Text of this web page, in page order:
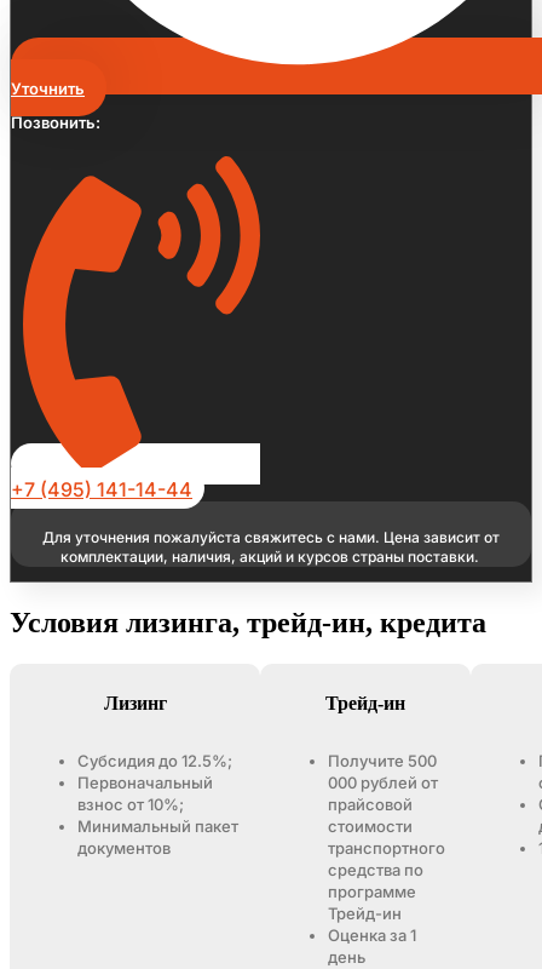
Уточнить
Позвонить:
+7 (495) 141-14-44
Для уточнения пожалуйста свяжитесь с нами. Цена зависит от
комплектации, наличия, акций и курсов страны поставки.
Условия лизинга, трейд-ин, кредита
Лизинг
Субсидия до 12.5%;
Первоначальный
взнос от 10%;
Минимальный пакет
документов
Трейд-ин
Получите 500
000 рублей от
прайсовой
стоимости
транспортного
средства по
программе
Трейд-ин
Оценка за 1
день